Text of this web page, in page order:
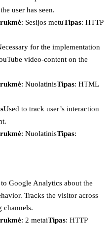
user has seen.
: Sesijos metuTipas: HTTP
for the implementation
video-content on the
: NuolatinisTipas: HTML
Used to track user’s interaction
: NuolatinisTipas:
Google Analytics about the
Tracks the visitor across
channels.
: 2 metaiTipas: HTTP